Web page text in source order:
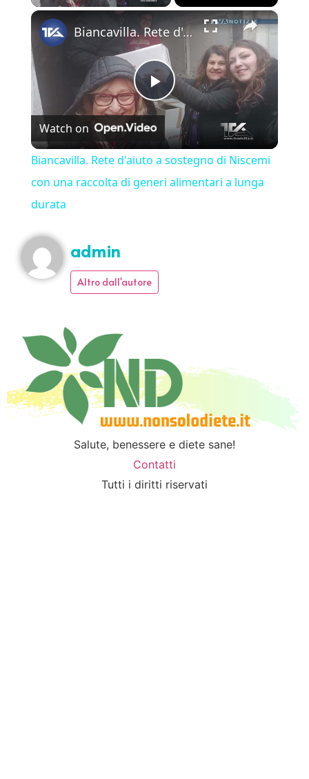
×
Play Video
Biancavilla. Rete d'aiuto a sostegno di Niscemi con una raccolta di generi alimentari a lunga durata
Watch on
Biancavilla. Rete d'aiuto a sostegno di Niscemi
con una raccolta di generi alimentari a lunga
durata
admin
Altro dall'autore
Salute, benessere e diete sane!
Contatti
Tutti i diritti riservati